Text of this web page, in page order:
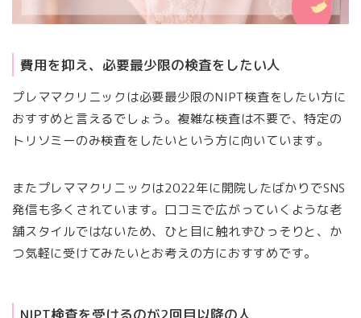
費用を抑え、必要最少限の検査をしたい人
プレママクリニックは必要最少限のNIPT検査をしたい方に
おすすめと言えるでしょう。複雑な検査は不要で、特定の
トリソミーのみ検査をしたいという方に向いています。
またプレママクリニックは2022年に開院したばかりでSNS
発信も多くされています。口コミで広がっていくような老
舗スタイルではないため、ひと目に触れずひっそりと、か
つ気軽に受けてみたいとお考えの方におすすめです。